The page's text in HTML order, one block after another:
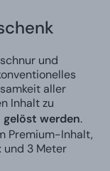
und
aller
Inhalt zu
werden.
Premium-Inhalt,
und 3 Meter